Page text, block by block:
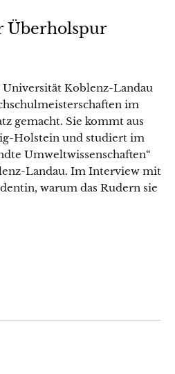
Überholspur
Koblenz-Landau
im
gemacht. Sie kommt aus
Holstein und studiert im
Umweltwissenschaften“
Landau. Im Interview mit
warum das Rudern sie